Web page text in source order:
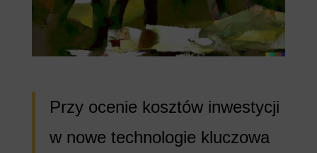
Przy ocenie kosztów inwestycji
w nowe technologie kluczowa